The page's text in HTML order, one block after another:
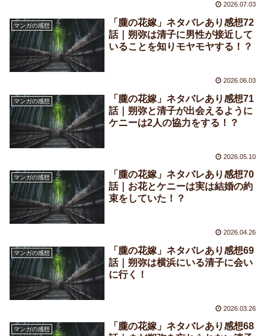
2026.07.03
マンガの感想
「朧の花嫁」ネタバレあり感想72
話｜朔弥は清子に男性が接近して
いることを知りモヤモヤする！？
2026.06.03
マンガの感想
「朧の花嫁」ネタバレあり感想71
話｜朔弥と清子が出会えるように
ケニーは2人の協力をする！？
2026.05.10
マンガの感想
「朧の花嫁」ネタバレあり感想70
話｜お花とケニーは実は結婚の約
束をしていた！？
2026.04.26
マンガの感想
「朧の花嫁」ネタバレあり感想69
話｜朔弥は横浜にいる清子に会い
に行く！
2026.03.26
マンガの感想
「朧の花嫁」ネタバレあり感想68